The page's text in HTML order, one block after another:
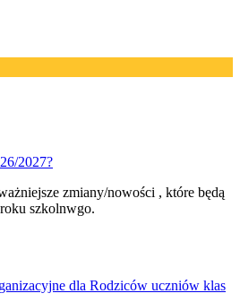
2027?
zmiany/nowości , które będą
szkolnwgo.
dla Rodziców uczniów klas